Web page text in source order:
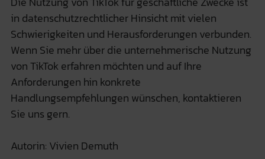
in datenschutzrechtlicher Hinsicht mit vielen
Schwierigkeiten und Herausforderungen verbunden.
Wenn Sie mehr über die unternehmerische Nutzung
von TikTok erfahren möchten und auf Ihre
Anforderungen hin konkrete
Handlungsempfehlungen wünschen, kontaktieren
Sie uns gern.
Autorin: Vivien Demuth